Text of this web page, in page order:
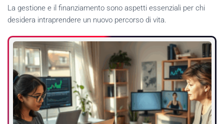
La gestione e il finanziamento sono aspetti essenziali per chi
desidera intraprendere un nuovo percorso di vita.